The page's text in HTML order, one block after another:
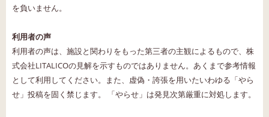
を負いません。
利用者の声
利用者の声は、施設と関わりをもった第三者の主観によるもので、株
式会社LITALICOの見解を示すものではありません。あくまで参考情報
として利用してください。また、虚偽・誇張を用いたいわゆる「やら
せ」投稿を固く禁じます。 「やらせ」は発見次第厳重に対処します。